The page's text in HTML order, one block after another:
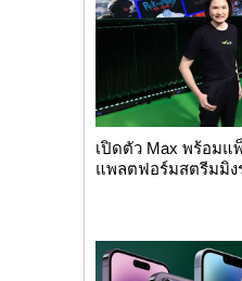
เปิดตัว Max พร้อมแ
แพลตฟอร์มสตรีมมิง